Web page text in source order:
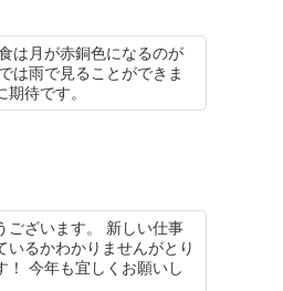
は月が赤銅色になるのが
は雨で見ることができま
待です。
ございます。 新しい仕事
いるかわかりませんがとり
！ 今年も宜しくお願いし